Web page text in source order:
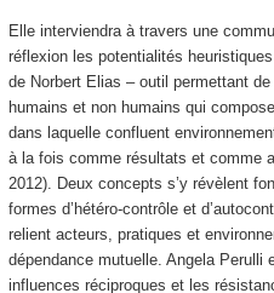
Elle interviendra à travers une
réflexion les potentialités
de Norbert Elias – outil permettant
humains et non humains qui
dans laquelle confluent
à la fois comme résultats et comme
2012). Deux concepts s’y révèlent
formes d’hétéro-contrôle et
relient acteurs, pratiques et
dépendance mutuelle. Angela Perulli
influences réciproques et les